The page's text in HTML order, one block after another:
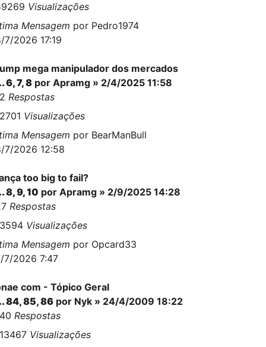
Visualizações
Mensagem por Pedro1974
7/2026 17:19
mega manipulador dos mercados
6,7,8 por Apramg » 2/4/2025 11:58
Respostas
Visualizações
Mensagem por BearManBull
7/2026 12:58
too big to fail?
8,9,10 por Apramg » 2/9/2025 14:28
Respostas
Visualizações
Mensagem por Opcard33
7/2026 7:47
com - Tópico Geral
84,85,86 por Nyk » 24/4/2009 18:22
Respostas
Visualizações